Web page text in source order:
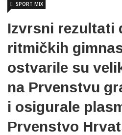
Izvrsni rezultati
ritmičkih
ostvarile su
na Prvenstvu
i osigurale
Prvenstvo
SPORT MIX